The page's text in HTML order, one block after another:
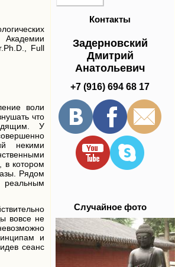
Full
воли
что
У
некими
в котором
Рядом
реальным
вовсе не
и
сеанс
Контакты
Задерновский
Дмитрий
Анатольевич
+7 (916) 694 68 17
Случайное фото